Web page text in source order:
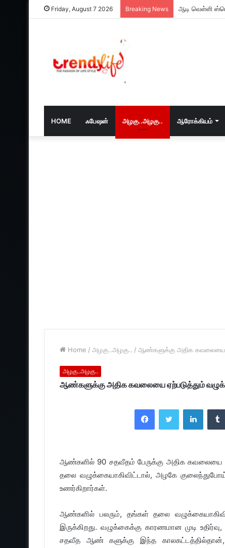
Friday, August 7 2026 Breaking News ஆடி வெள்ளி
HOME ஃபேஷன் அழகு..அழகு.. ஆரோக்கியம்
Home / அழகு..அழகு.. / ஆண்களுக்கு அதிக கவலையை
அழகு..அழகு..
ஆண்களுக்கு அதிக கவலையை ஏற்படுத்தும்
FacebookTwitter
ஆண்களில் 90 சதவீதம் பேருக்கு அதிக கவலையை
தலை வழுக்கையாகிவிட்டால், அழகே குலைந்துபோய்
உணர்கிறார்கள்.
ஆண்களில் பலரும், தங்கள் தலை
இருக்கிறது. வழுக்கைக்கு காரணமான முடி
சதவீத ஆண் களுக்கு இந்த காலகட்டத்தில்தான்,